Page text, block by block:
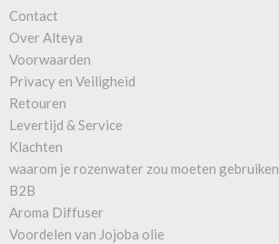
Contact
Over Alteya
Voorwaarden
Privacy en Veiligheid
Retouren
Levertijd & Service
Klachten
waarom je rozenwater zou moeten gebruiken
B2B
Aroma Diffuser
Voordelen van Jojoba olie